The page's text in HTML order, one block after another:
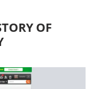
OF